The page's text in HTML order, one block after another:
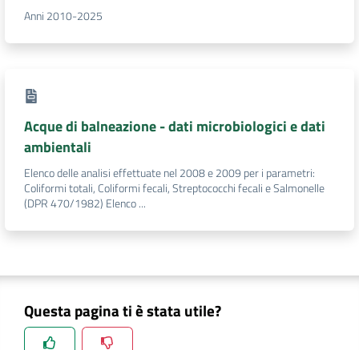
DATI
su
Anni 2010-2025
Acque di balneazione - dati microbiologici e dati
ambientali
Elenco delle analisi effettuate nel 2008 e 2009 per i parametri:
Coliformi totali, Coliformi fecali, Streptococchi fecali e Salmonelle
(DPR 470/1982) Elenco ...
Questa pagina ti è stata utile?